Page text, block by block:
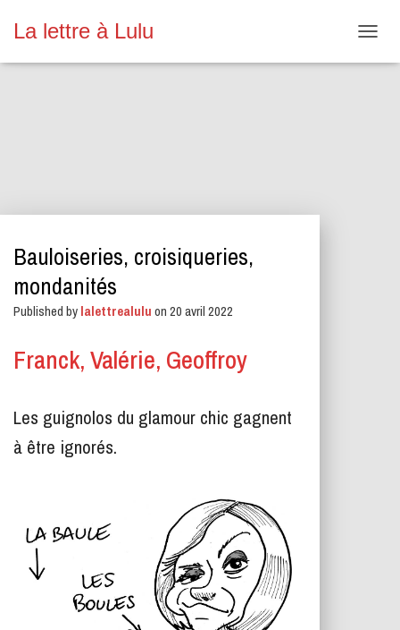
La lettre à Lulu
U
Bauloiseries, croisiqueries,
mondanités
Published bylalettrealuluon20 avril 2022
Franck, Valérie, Geoffroy
Les guignolos du glamour chic gagnent
à être ignorés.